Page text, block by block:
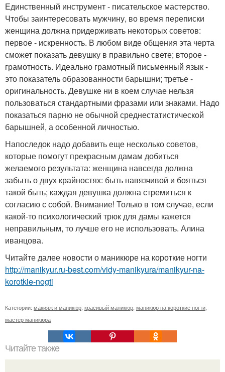
Единственный инструмент - писательское мастерство.
Чтобы заинтересовать мужчину, во время переписки
женщина должна придерживать некоторых советов:
первое - искренность. В любом виде общения эта черта
сможет показать девушку в правильно свете; второе -
грамотность. Идеально грамотный письменный язык -
это показатель образованности барышни; третье -
оригинальность. Девушке ни в коем случае нельзя
пользоваться стандартными фразами или знаками. Надо
показаться парню не обычной среднестатистической
барышней, а особенной личностью.
Напоследок надо добавить еще несколько советов,
которые помогут прекрасным дамам добиться
желаемого результата: женщина навсегда должна
забыть о двух крайностях: быть навязчивой и бояться
такой быть; каждая девушка должна стремиться к
согласию с собой. Внимание! Только в том случае, если
какой-то психологический трюк для дамы кажется
неправильным, то лучше его не использовать. Алина
иванцова.
Читайте далее новости о маникюре на короткие ногти
http://manikyur.ru-best.com/vidy-manikyura/manikyur-na-
korotkie-nogti
Категории: макияж и маникюр красивый маникюр маникюр на короткие ногти
мастер маникюра
Читайте также